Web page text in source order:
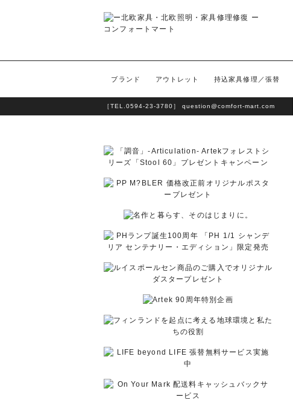
ブランド アウトレット 持込家具修理／張替
［TEL. 0594-23-3780］ question@comfort-mart.com